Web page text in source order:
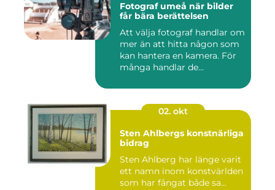
Fotograf umeå när bilder
får bära berättelsen
Att välja fotograf handlar om
mer än att hitta någon som
kan hantera en kamera. För
många handlar de...
02. okt
Sten Ahlbergs konstnärliga
bidrag
Sten Ahlberg har länge varit
ett namn inom konstvärlden
som har fångat både sa...